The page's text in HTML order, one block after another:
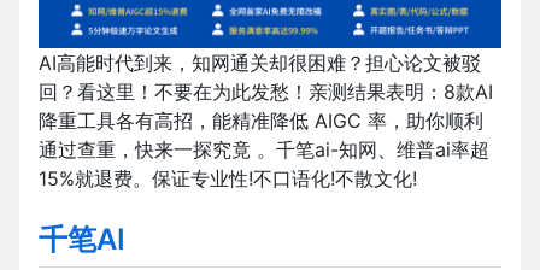
AI高能时代到来，知网通关却很困难？担心论文被驳
回？看这里！不要在为此发愁！亲测结果表明：8款AI
降重工具各有高招，能精准降低 AIGC 率，助你顺利
通过查重，快来一探究竟 。千笔ai-知网、维普ai率超
15%就退费。保证专业性!不口语化!不散文化!
千笔AI